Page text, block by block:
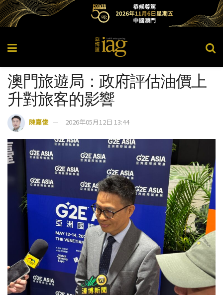
澳門旅遊局：政府評估油價上
升對旅客的影響
陳嘉俊 2026年05月12日 13:44